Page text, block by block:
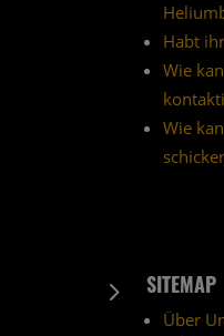
Habt
Wie
Wie
5 SITEMAP
Über